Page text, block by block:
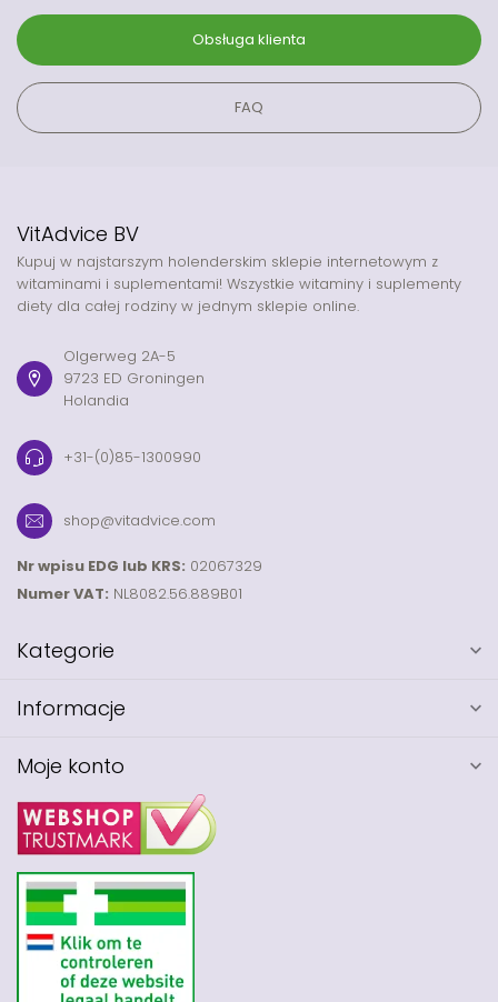
Obsługa klienta
FAQ
VitAdvice BV
Kupuj w najstarszym holenderskim sklepie internetowym z
witaminami i suplementami! Wszystkie witaminy i suplementy
diety dla całej rodziny w jednym sklepie online.
Olgerweg 2A-5
9723 ED Groningen
Holandia
+31-(0)85-1300990
shop@vitadvice.com
Nr wpisu EDG lub KRS: 02067329
Numer VAT: NL8082.56.889B01
Kategorie
Informacje
Moje konto